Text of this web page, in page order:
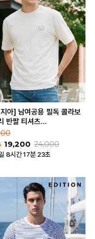
아] 남여공용 필독 콜라보
반팔 티셔츠
19,200 24,000
8시간 17분 23초